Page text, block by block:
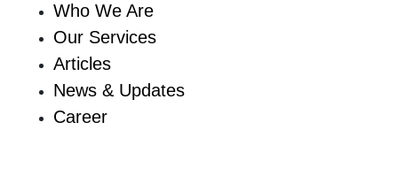
Who We Are
Our Services
Articles
News & Updates
Career